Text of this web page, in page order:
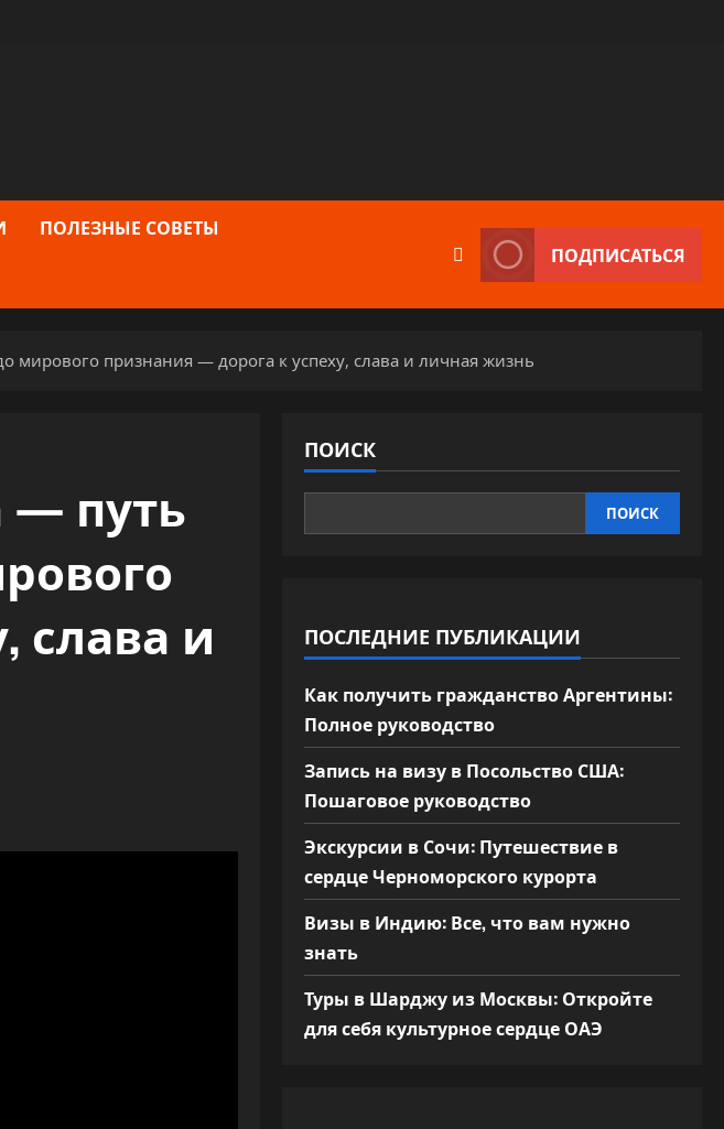
ПОЛЕЗНЫЕ СОВЕТЫ
ПОДПИСАТЬСЯ
мирового признания — дорога к успеху, слава и личная жизнь
— путь
слава и
ПОИСК
ПОИСК
ПОСЛЕДНИЕ ПУБЛИКАЦИИ
Как получить гражданство Аргентины:
Полное руководство
Запись на визу в Посольство США:
Пошаговое руководство
Экскурсии в Сочи: Путешествие в
сердце Черноморского курорта
Визы в Индию: Все, что вам нужно
знать
Туры в Шарджу из Москвы: Откройте
для себя культурное сердце ОАЭ